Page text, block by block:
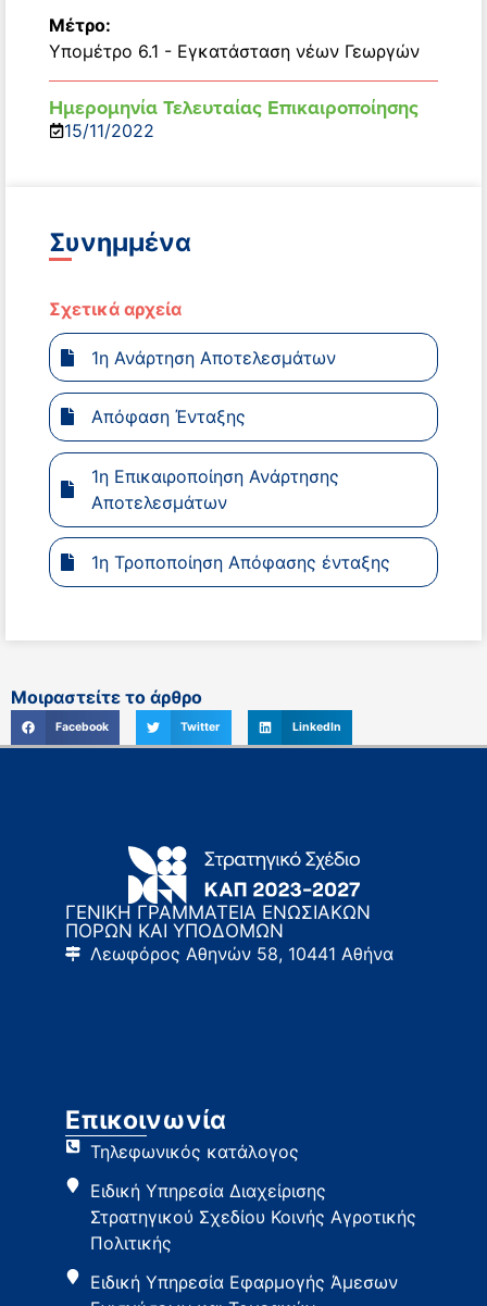
Μέτρο:
Υπομέτρο 6.1 - Εγκατάσταση νέων Γεωργών
Ημερομηνία Τελευταίας Επικαιροποίησης
15/11/2022
Συνημμένα
Σχετικά αρχεία
1η Ανάρτηση Αποτελεσμάτων
Απόφαση Ένταξης
1η Επικαιροποίηση Ανάρτησης
Αποτελεσμάτων
1η Τροποποίηση Απόφασης ένταξης
Μοιραστείτε το άρθρο
Facebook Twitter LinkedIn
ΓΕΝΙΚΗ ΓΡΑΜΜΑΤΕΙΑ ΕΝΩΣΙΑΚΩΝ
ΠΟΡΩΝ ΚΑΙ ΥΠΟΔΟΜΩΝ
Λεωφόρος Αθηνών 58, 10441 Αθήνα
Επικοινωνία
Τηλεφωνικός κατάλογος
Ειδική Υπηρεσία Διαχείρισης
Στρατηγικού Σχεδίου Κοινής Αγροτικής
Πολιτικής
Ειδική Υπηρεσία Εφαρμογής Άμεσων